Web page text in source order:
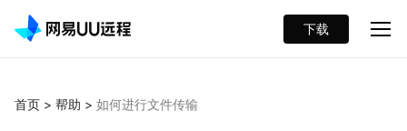
下载
首页 > 帮助 > 如何进行文件传输